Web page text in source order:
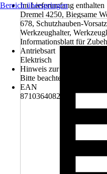
Im Lieferumfang enthalten
Dremel 4250, Biegsame
678, Schutzhauben-
Werkzeughalter,
Informationsblatt für
Antriebsart
Elektrisch
Hinweis zur Entsorgung
Bitte beachte die Hinweise
EAN
8710364082605
Bereich überspringen